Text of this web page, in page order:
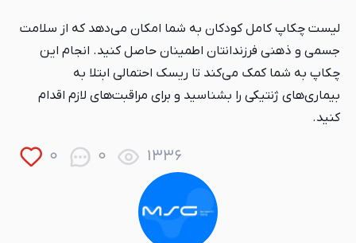
لیست چکاپ کامل کودکان به شما امکان می‌دهد که از سلامت
جسمی و ذهنی فرزندانتان اطمینان حاصل کنید. انجام این
چکاپ به شما کمک می‌کند تا ریسک احتمالی ابتلا به
بیماری‌های ژنتیکی را بشناسید و برای مراقبت‌های لازم اقدام
کنید.
0 0 1336